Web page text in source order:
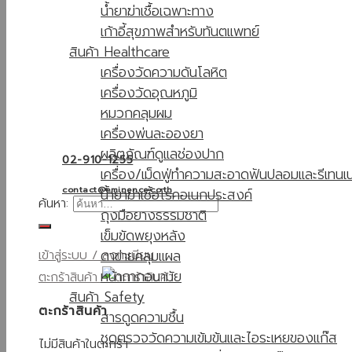
02-910-1255
contact@eminence.co.th
ค้นหา:
เข้าสู่ระบบ / ลงทะเบียน
ตะกร้าสินค้า
ตะกร้าสินค้า
ไม่มีสินค้าในตะกร้า
น้ำยาฆ่าเชื้อเฉพาะทาง
เก้าอี้สุขภาพสำหรับทันตแพทย์
สินค้า Healthcare
เครื่องวัดความดันโลหิต
เครื่องวัดอุณหภูมิ
หมวกคลุมผม
เครื่องพ่นละอองยา
ผลิตภัณฑ์ดูแลช่องปาก
เครื่อง/เม็ดฟู่ทำความสะอาดฟันปลอมและรีเทนเ
น้ำยาฆ่าเชื้อโรคอเนกประสงค์
ถุงมือยางธรรมชาติ
เข็มขัดพยุงหลัง
ตาข่ายคลุมแผล
หน้ากากอนามัย
สินค้า Safety
สารดูดความชื้น
ชุดตรวจวัดความเข้มข้นและไอระเหยของแก๊ส